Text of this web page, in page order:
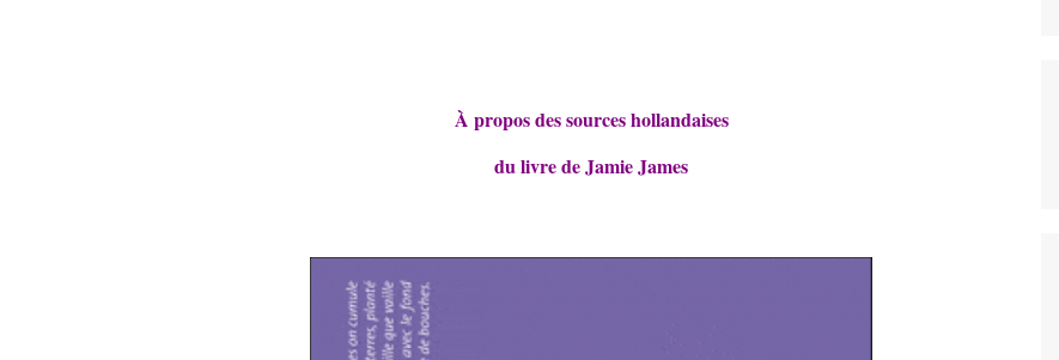
À propos des sources hollandaises
du livre de Jamie James